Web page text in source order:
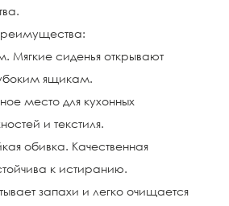
Мягкие сиденья открывают
ящикам.
место для кухонных
и текстиля.
обивка. Качественная
к истиранию.
запахи и легко очищается